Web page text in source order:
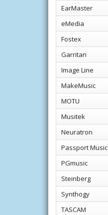
EarMaster
eMedia
Fostex
Garritan
Image Line
MakeMusic
MOTU
Musitek
Neuratron
Passport Music
PGmusic
Steinberg
Synthogy
TASCAM